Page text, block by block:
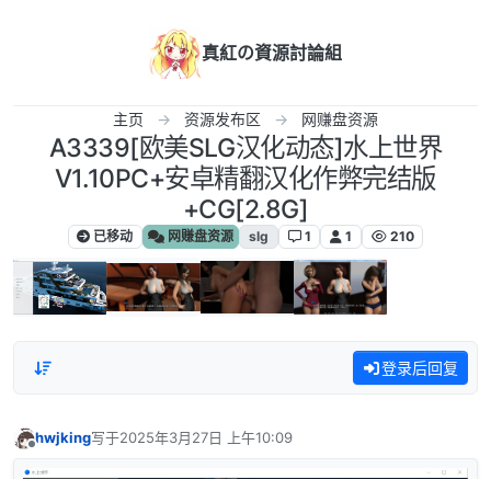
真紅の資源討論組
主页 资源发布区 网赚盘资源
A3339[欧美SLG汉化动态]水上世界
V1.10PC+安卓精翻汉化作弊完结版
+CG[2.8G]
已移动 网赚盘资源 slg 1 1 210
登录后回复
hwjking写于2025年3月27日 上午10:09
最后由 编辑